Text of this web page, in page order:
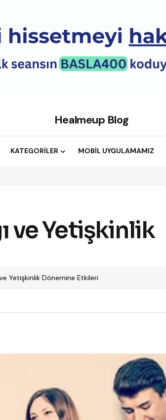
Healmeup Blog
KATEGORİLER MOBİL UYGULAMAMIZ
ve Yetişkinlik
ve Yetişkinlik Dönemine Etkileri